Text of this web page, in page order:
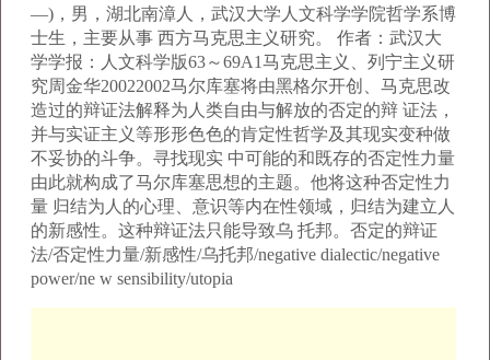
—)，男，湖北南漳人，武汉大学人文科学学院哲学系博
士生，主要从事 西方马克思主义研究。 作者：武汉大
学学报：人文科学版63～69A1马克思主义、列宁主义研
究周金华20022002马尔库塞将由黑格尔开创、马克思改
造过的辩证法解释为人类自由与解放的否定的辩 证法，
并与实证主义等形形色色的肯定性哲学及其现实变种做
不妥协的斗争。寻找现实 中可能的和既存的否定性力量
由此就构成了马尔库塞思想的主题。他将这种否定性力
量 归结为人的心理、意识等内在性领域，归结为建立人
的新感性。这种辩证法只能导致乌 托邦。否定的辩证
法/否定性力量/新感性/乌托邦/negative dialectic/negative
power/ne w sensibility/utopia